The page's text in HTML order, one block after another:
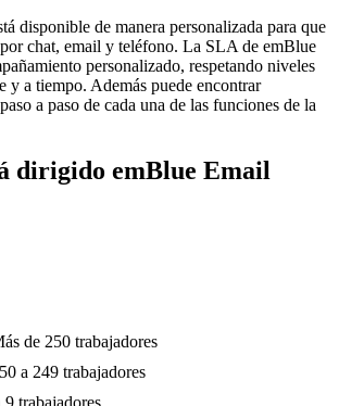
disponible de manera personalizada para que
chat, email y teléfono. La SLA de emBlue
personalizado, respetando niveles
y a tiempo. Además puede encontrar
a paso de cada una de las funciones de la
dirigido emBlue Email
de 250 trabajadores
a 249 trabajadores
trabajadores